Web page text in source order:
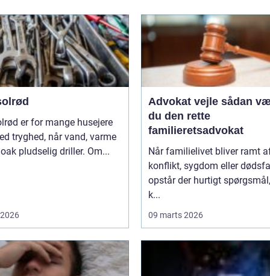
er for mange husejere
tryghed, når vand, varme
pludselig driller. Om...
Advokat vejle sådan vælger
du den rette
familieretsadvokat
Når familielivet bliver ramt
konflikt, sygdom eller
opstår der hurtigt
k...
09 marts 2026